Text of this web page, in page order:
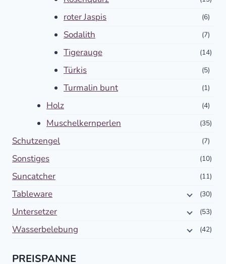
roter Jaspis (6)
Sodalith (7)
Tigerauge (14)
Türkis (5)
Turmalin bunt (1)
Holz (4)
Muschelkernperlen (35)
Schutzengel (7)
Sonstiges (10)
Suncatcher (11)
Tableware (30)
Untersetzer (53)
Wasserbelebung (42)
PREISPANNE